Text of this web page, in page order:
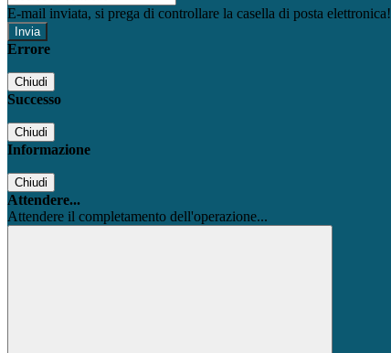
E-mail inviata, si prega di controllare la casella di posta elettronica!
Errore
Chiudi
Successo
Chiudi
Informazione
Chiudi
Attendere...
Attendere il completamento dell'operazione...